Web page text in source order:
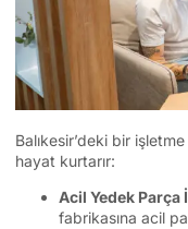
Balıkesir’deki bir
hayat kurtarır:
Acil Yedek Parça
fabrikasına acil